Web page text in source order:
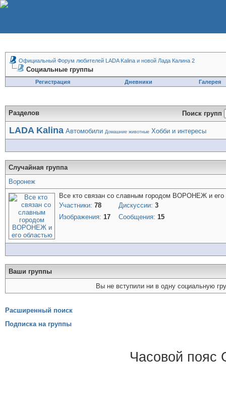
Официальный Форум любителей LADA Kalina и новой Лада Калина 2
Социальные группы
Регистрация Дневники Галерея
Поиск групп
Разделов
LADA Kalina Автомобили Домашние животные Хобби и интересы
Случайная группа
Воронеж
Все кто связан со славным городом ВОРОНЕЖ и его
Участники: 78
Изображения: 17
Дискуссии: 3
Сообщения: 15
Ваши группы
Вы не вступили ни в одну социальную
Расширенный поиск
Подписка на группы
Часовой пояс